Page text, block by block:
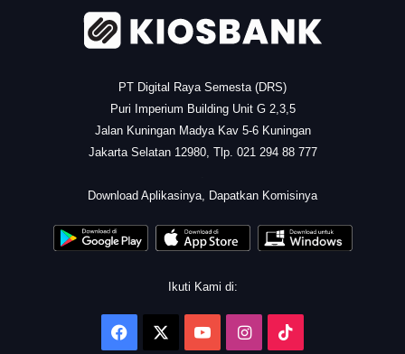
PT Digital Raya Semesta (DRS)
Puri Imperium Building Unit G 2,3,5
Jalan Kuningan Madya Kav 5-6 Kuningan
Jakarta Selatan 12980, Tlp. 021 294 88 777
Download Aplikasinya, Dapatkan Komisinya
Ikuti Kami di:
Facebook YouTubeInstagram